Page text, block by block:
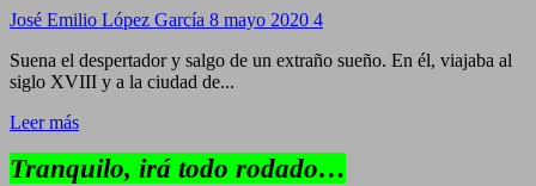
José Emilio López García 8 mayo 2020 4
Suena el despertador y salgo de un extraño sueño. En él, viajaba al
siglo XVIII y a la ciudad de...
Leer más
Tranquilo, irá todo rodado…